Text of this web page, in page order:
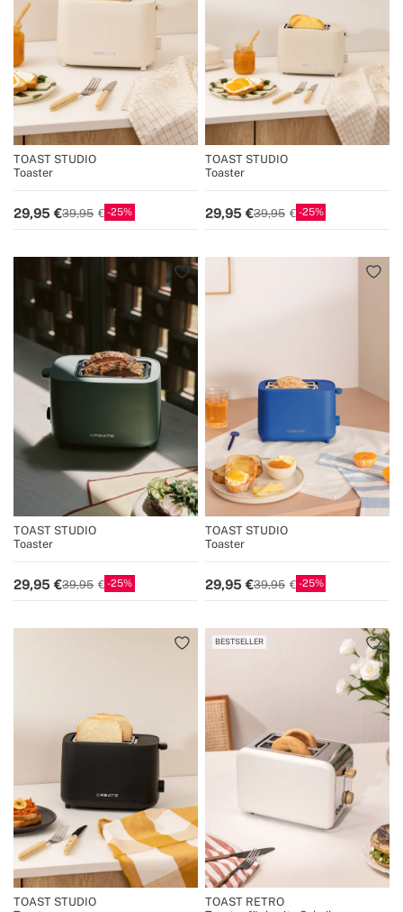
TOAST STUDIO
Toaster
29,95 39,95 25
TOAST STUDIO
Toaster
29,95 39,95 25
TOAST STUDIO
Toaster
29,95 39,95 25
TOAST STUDIO
Toaster
29,95 39,95 25
TOAST STUDIO
BESTSELLER
TOAST RETRO